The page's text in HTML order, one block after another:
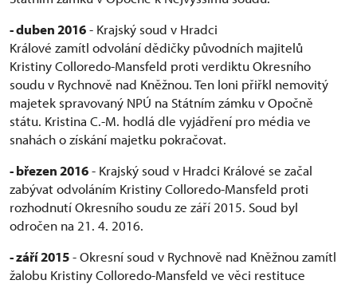
- duben 2016- Krajský soud v Hradci
Králové zamítl odvolání dědičky původních majitelů
Kristiny Colloredo-Mansfeld proti verdiktu Okresního
soudu v Rychnově nad Kněžnou. Ten loni přiřkl nemovitý
majetek spravovaný NPÚ na Státním zámku v Opočně
státu. Kristina C.-M. hodlá dle vyjádření pro média ve
snahách o získání majetku pokračovat.
- březen 2016- Krajský soud v Hradci Králové se začal
zabývat odvoláním Kristiny Colloredo-Mansfeld proti
rozhodnutí Okresního soudu ze září 2015. Soud byl
odročen na 21. 4. 2016.
- září 2015- Okresní soud v Rychnově nad Kněžnou zamítl
žalobu Kristiny Colloredo-Mansfeld ve věci restituce